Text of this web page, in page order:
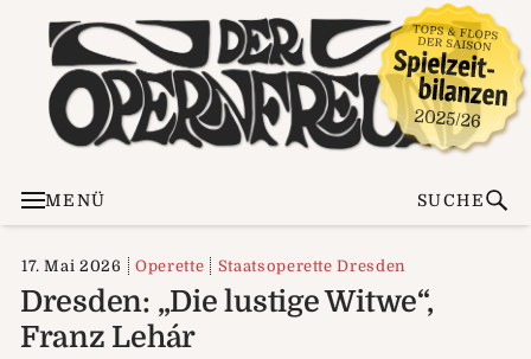
MENÜ SUCHE
17. Mai 2026 Operette Staatsoperette Dresden
Dresden: „Die lustige Witwe“,
Franz Lehár